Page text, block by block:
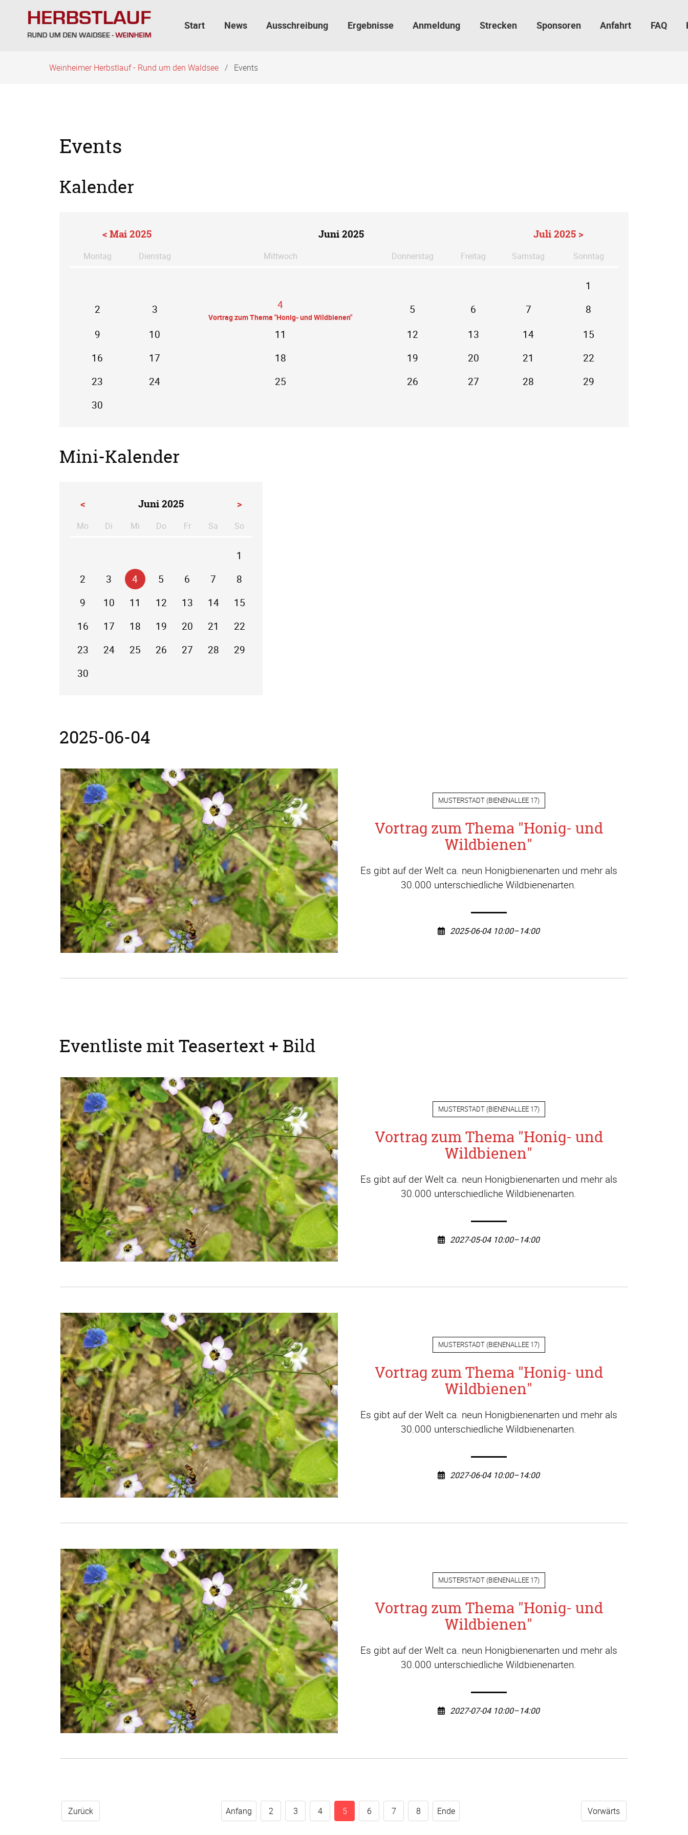
überspringen
Start News Ausschreibung Ergebnisse Anmeldung Strecken Sponsoren Anfahrt FAQ
Weinheimer Herbstlauf - Rund um den Waldsee Events
Events
Kalender
< Mai 2025 Juni 2025 Juli 2025 >
Montag Dienstag Mittwoch Donnerstag Freitag Samstag Sonntag
1
2
3 4
Vortrag zum Thema "Honig- und Wildbienen"
5 6 7
8
9
10 11 12 13 14
15
16
17 18 19 20 21
22
23
24 25 26 27 28
29
30
Mini-Kalender
< Juni 2025 >
Mo ntagDi enstag
Mi ttwoch
Do nnerstag
Fr eitagSa mstag
So
1
2
3 4 5 6 7
8
9
10 11 12 13 14
15
16
17 18 19 20 21
22
23
24 25 26 27 28
29
30
2025-06-04
MUSTERSTADT(BIENENALLEE 17)
Vortrag zum Thema "Honig- und
Wildbienen"
Es gibt auf der Welt ca. neun Honigbienenarten und mehr als
30.000 unterschiedliche Wildbienenarten.
2025-06-04 10:00–14:00
Eventliste mit Teasertext + Bild
MUSTERSTADT(BIENENALLEE 17)
Vortrag zum Thema "Honig- und
Wildbienen"
Es gibt auf der Welt ca. neun Honigbienenarten und mehr als
30.000 unterschiedliche Wildbienenarten.
2027-05-04 10:00–14:00
MUSTERSTADT(BIENENALLEE 17)
Vortrag zum Thema "Honig- und
Wildbienen"
Es gibt auf der Welt ca. neun Honigbienenarten und mehr als
30.000 unterschiedliche Wildbienenarten.
2027-06-04 10:00–14:00
MUSTERSTADT(BIENENALLEE 17)
Vortrag zum Thema "Honig- und
Wildbienen"
Es gibt auf der Welt ca. neun Honigbienenarten und mehr als
30.000 unterschiedliche Wildbienenarten.
2027-07-04 10:00–14:00
Zurück Vorwärts
Anfang 2 3 4 5 6 7 8 Ende